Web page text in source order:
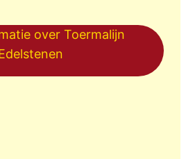
over Toermalijn